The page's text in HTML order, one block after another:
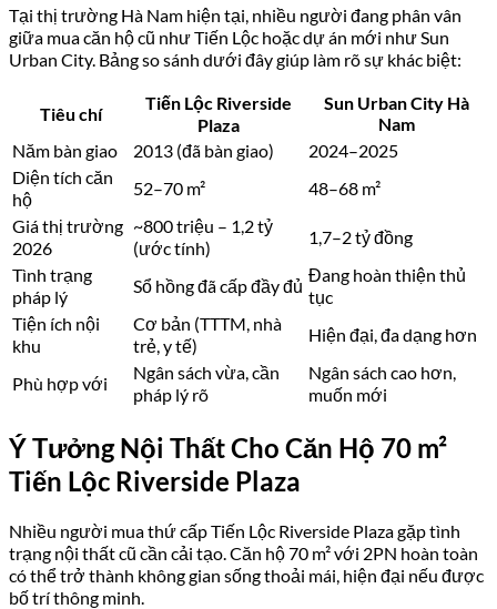
Tại thị trường Hà Nam hiện tại, nhiều người đang phân vân
giữa mua căn hộ cũ như Tiến Lộc hoặc dự án mới như Sun
Urban City. Bảng so sánh dưới đây giúp làm rõ sự khác biệt:
Tiêu chí
Tiến Lộc Riverside
Plaza
Sun Urban City Hà
Nam
Năm bàn giao
2013 (đã bàn giao)
2024–2025
Diện tích căn
hộ
52–70 m²
48–68 m²
Giá thị trường
2026
~800 triệu – 1,2 tỷ
(ước tính)
1,7–2 tỷ đồng
Tình trạng
pháp lý
Sổ hồng đã cấp đầy đủ
Đang hoàn thiện thủ
tục
Tiện ích nội
khu
Cơ bản (TTTM, nhà
trẻ, y tế)
Hiện đại, đa dạng hơn
Phù hợp với
Ngân sách vừa, cần
pháp lý rõ
Ngân sách cao hơn,
muốn mới
Ý Tưởng Nội Thất Cho Căn Hộ 70 m²
Tiến Lộc Riverside Plaza
Nhiều người mua thứ cấp Tiến Lộc Riverside Plaza gặp tình
trạng nội thất cũ cần cải tạo. Căn hộ 70 m² với 2PN hoàn toàn
có thể trở thành không gian sống thoải mái, hiện đại nếu được
bố trí thông minh.